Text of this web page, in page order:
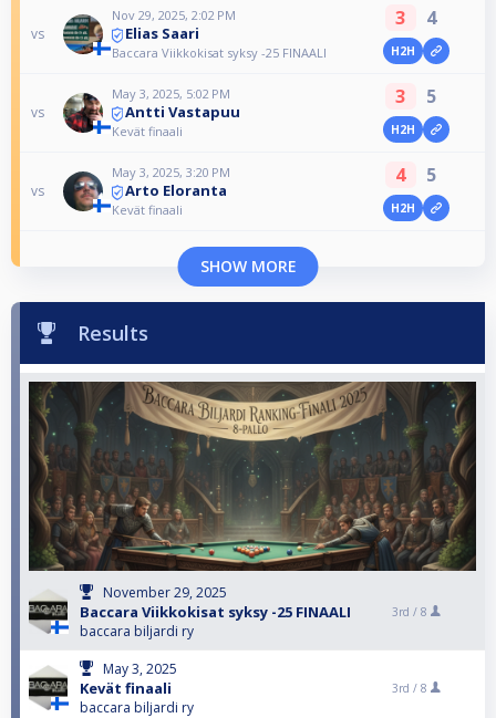
vs
Nov 29, 2025, 2:02 PM
Elias Saari
Baccara Viikkokisat syksy -25 FINAALI
3 4
H2H
vs
May 3, 2025, 5:02 PM
Antti Vastapuu
Kevät finaali
3 5
H2H
vs
May 3, 2025, 3:20 PM
Arto Eloranta
Kevät finaali
4 5
H2H
SHOW MORE
Results
November 29, 2025
Baccara Viikkokisat syksy -25 FINAALI
baccara biljardi ry
3rd / 8
May 3, 2025
Kevät finaali
baccara biljardi ry
3rd / 8